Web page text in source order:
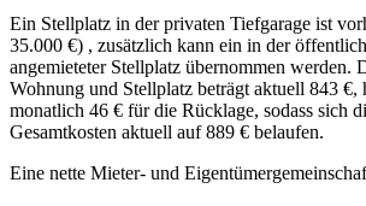
Ein Stellplatz in der privaten Tiefgarage ist
35.000 €) , zusätzlich kann ein in der
angemieteter Stellplatz übernommen werden.
Wohnung und Stellplatz beträgt aktuell 843 €,
monatlich 46 € für die Rücklage, sodass sich
Gesamtkosten aktuell auf 889 € belaufen.
Eine nette Mieter- und